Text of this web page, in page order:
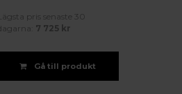
Lägsta pris senaste 30
dagarna: 7 725 kr
Gå till produkt